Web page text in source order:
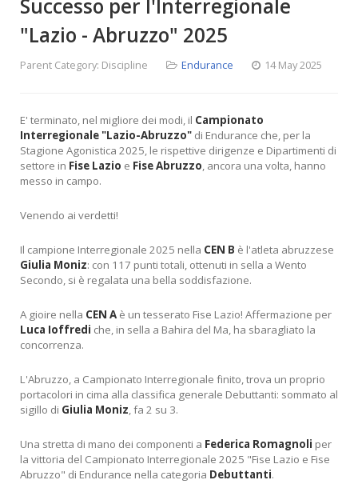
Successo per l'Interregionale
"Lazio - Abruzzo" 2025
Parent Category: Discipline Endurance 14 May 2025
E' terminato, nel migliore dei modi, il Campionato
Interregionale "Lazio-Abruzzo" di Endurance che, per la
Stagione Agonistica 2025, le rispettive dirigenze e Dipartimenti di
settore in Fise Lazio e Fise Abruzzo, ancora una volta, hanno
messo in campo.
Venendo ai verdetti!
Il campione Interregionale 2025 nella CEN B è l'atleta abruzzese
Giulia Moniz: con 117 punti totali, ottenuti in sella a Wento
Secondo, si è regalata una bella soddisfazione.
A gioire nella CEN A è un tesserato Fise Lazio! Affermazione per
Luca Ioffredi che, in sella a Bahira del Ma, ha sbaragliato la
concorrenza.
L'Abruzzo, a Campionato Interregionale finito, trova un proprio
portacolori in cima alla classifica generale Debuttanti: sommato al
sigillo di Giulia Moniz, fa 2 su 3.
Una stretta di mano dei componenti a Federica Romagnoli per
la vittoria del Campionato Interregionale 2025 "Fise Lazio e Fise
Abruzzo" di Endurance nella categoria Debuttanti.